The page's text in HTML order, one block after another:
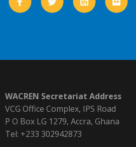
WACREN Secretariat Address
VCG Office Complex, IPS Road
P O Box LG 1279, Accra, Ghana
Tel: +233 302942873